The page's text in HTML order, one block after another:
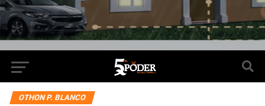
OTHON P. BLANCO